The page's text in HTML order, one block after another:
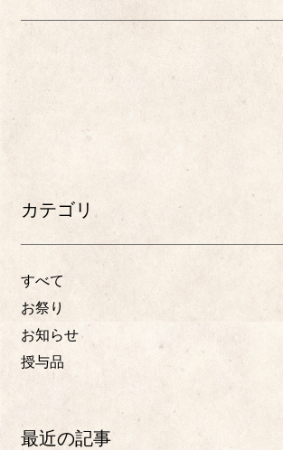
カテゴリ
すべて
お祭り
お知らせ
授与品
最近の記事